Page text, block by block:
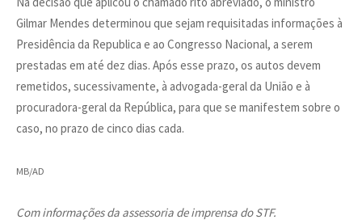
Gilmar Mendes determinou que sejam requisitadas informações à
Presidência da Republica e ao Congresso Nacional, a serem
prestadas em até dez dias. Após esse prazo, os autos devem
remetidos, sucessivamente, à advogada-geral da União e à
procuradora-geral da República, para que se manifestem sobre o
caso, no prazo de cinco dias cada.
MB/AD
Com informações da assessoria de imprensa do STF.